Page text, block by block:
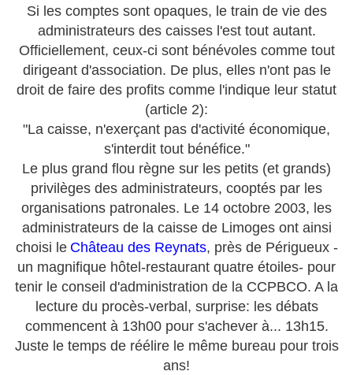
Si les comptes sont opaques, le train de vie des
administrateurs des caisses l'est tout autant.
Officiellement, ceux-ci sont bénévoles comme tout
dirigeant d'association. De plus, elles n'ont pas le
droit de faire des profits comme l'indique leur statut
(article 2):
"La caisse, n'exerçant pas d'activité économique,
s'interdit tout bénéfice."
Le plus grand flou règne sur les petits (et grands)
privilèges des administrateurs, cooptés par les
organisations patronales. Le 14 octobre 2003, les
administrateurs de la caisse de Limoges ont ainsi
choisi le Château des Reynats, près de Périgueux -
un magnifique hôtel-restaurant quatre étoiles- pour
tenir le conseil d'administration de la CCPBCO. A la
lecture du procès-verbal, surprise: les débats
commencent à 13h00 pour s'achever à... 13h15.
Juste le temps de réélire le même bureau pour trois
ans!